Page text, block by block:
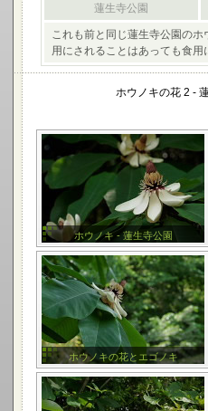
蓮生寺公園
これも前と同じ蓮生寺公園のホ
用にされることはあっても食
ホウノキの花 2 -
ホウノキ - 蓮生寺公園
ホウノキの花とエゴノキ